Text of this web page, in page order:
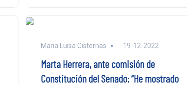
Maria Luisa Cisternas 19-12-2022
Marta Herrera, ante comisión de
Constitución del Senado: “He mostrado